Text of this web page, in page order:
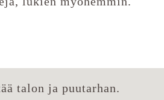
talon ja puutarhan.